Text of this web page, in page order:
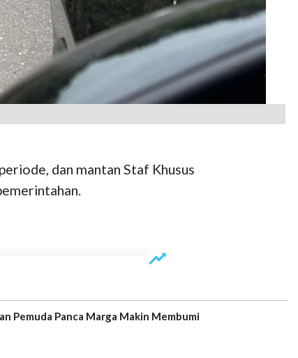
dan mantan Staf Khusus
Pemuda Panca Marga Makin Membumi